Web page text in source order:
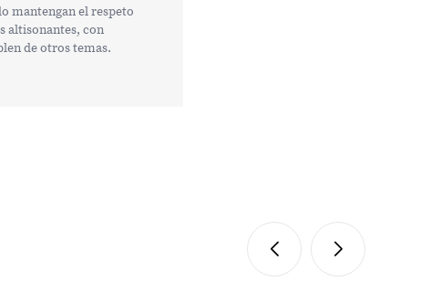
mantengan el respeto
altisonantes, con
de otros temas.